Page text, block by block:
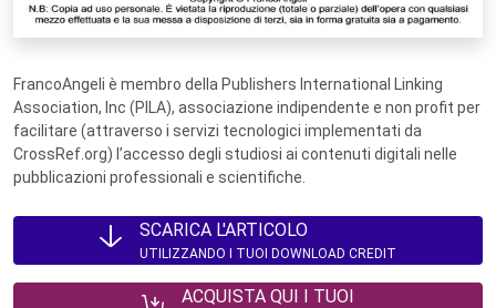
FrancoAngeli è membro della Publishers International Linking
Association, Inc (PILA), associazione indipendente e non profit per
facilitare (attraverso i servizi tecnologici implementati da
CrossRef.org) l’accesso degli studiosi ai contenuti digitali nelle
pubblicazioni professionali e scientifiche.
SCARICA L'ARTICOLO
UTILIZZANDO I TUOI DOWNLOAD CREDIT
ACQUISTA QUI I TUOI